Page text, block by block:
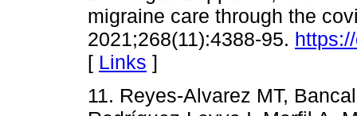
migraine care through the
2021;268(11):4388-95.
[ Links ]
11. Reyes-Alvarez MT,